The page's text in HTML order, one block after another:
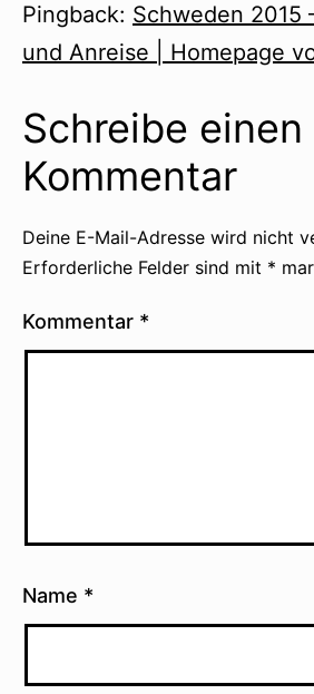
Pingback: Schweden 2015
und Anreise | Homepage
Schreibe einen
Kommentar
Deine E-Mail-Adresse wird nicht
Erforderliche Felder sind mit *
Kommentar *
Name *